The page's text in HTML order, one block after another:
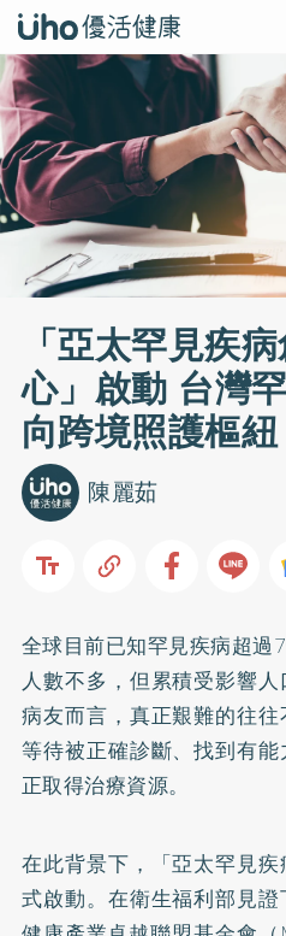
「亞太罕見疾
心」啟動 台灣
向跨境照護樞紐
陳麗茹
全球目前已知罕見疾病超過
人數不多，但累積受影響
病友而言，真正艱難的往
等待被正確診斷、找到有
正取得治療資源。
在此背景下，「亞太罕見
式啟動。在衛生福利部見